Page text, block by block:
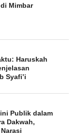
Mimbar
Haruskah
Syafi’i
Publik dalam
Dakwah,